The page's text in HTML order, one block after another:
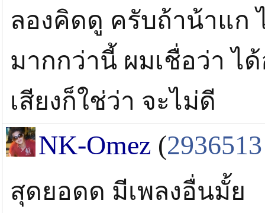
ลองคิดดู ครับถ้าน้าแก
มากกว่านี้ ผมเชื่อว่า ไ
เสียงก็ใช่ว่า จะไม่ดี
NK-Omez (2936513
สุดยอดด มีเพลงอื่นมั้ย